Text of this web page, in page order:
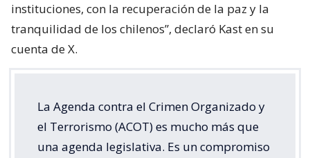
instituciones, con la recuperación de la paz y la
tranquilidad de los chilenos”, declaró Kast en su
cuenta de X.
La Agenda contra el Crimen Organizado y
el Terrorismo (ACOT) es mucho más que
una agenda legislativa. Es un compromiso